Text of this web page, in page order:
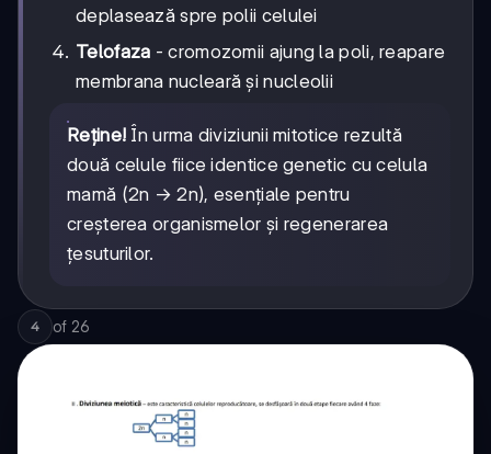
deplasează spre polii celulei
Telofaza - cromozomii ajung la poli, reapare
membrana nucleară și nucleolii
Reține! În urma diviziunii mitotice rezultă
două celule fiice identice genetic cu celula
mamă (2n → 2n), esențiale pentru
creșterea organismelor și regenerarea
țesuturilor.
4 of 26